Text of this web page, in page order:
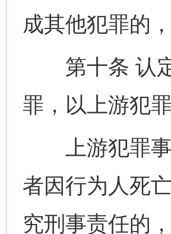
成其他犯罪的
第十条 认定
罪，以上游犯
上游犯罪事
者因行为人死
究刑事责任的